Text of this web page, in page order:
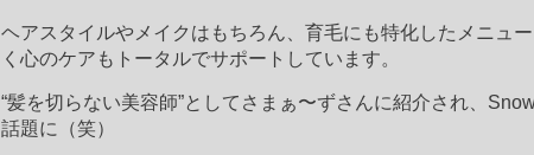
ヘアスタイルやメイクはもちろん、育毛にも特化したメニュ
く心のケアもトータルでサポートしています。
“髪を切らない美容師”としてさまぁ〜ずさんに紹介され、
話題に（笑）